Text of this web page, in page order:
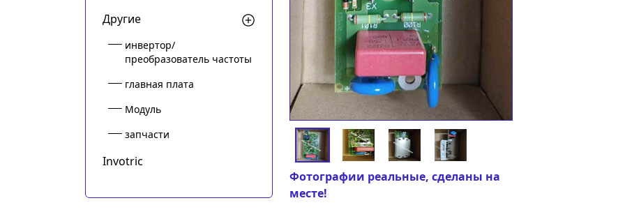
Другие
инвертор/
преобразователь частоты
главная плата
Модуль
запчасти
Invotric
Фотографии реальные, сделаны на
месте!